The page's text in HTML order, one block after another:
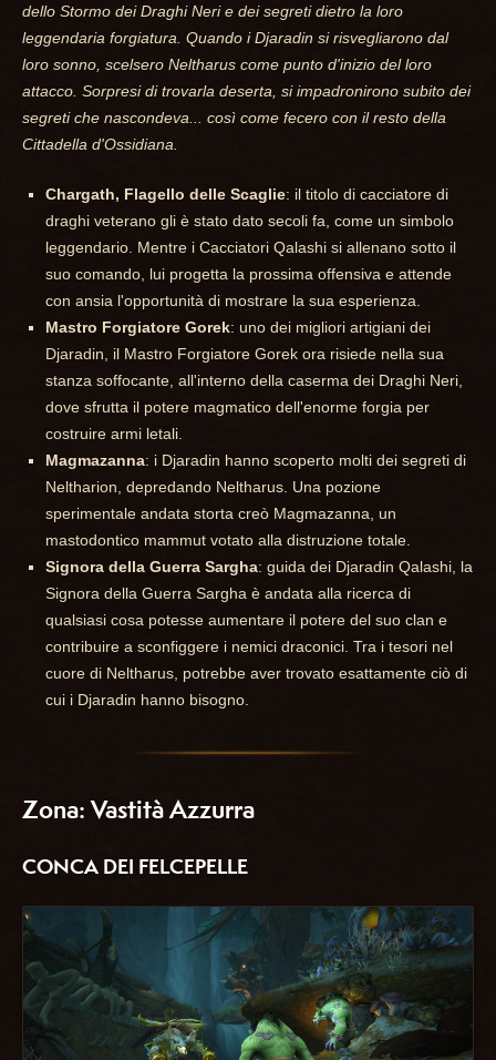
dello Stormo dei Draghi Neri e dei segreti dietro la loro
leggendaria forgiatura. Quando i Djaradin si risvegliarono dal
loro sonno, scelsero Neltharus come punto d'inizio del loro
attacco. Sorpresi di trovarla deserta, si impadronirono subito dei
segreti che nascondeva... così come fecero con il resto della
Cittadella d'Ossidiana.
Chargath, Flagello delle Scaglie: il titolo di cacciatore di
draghi veterano gli è stato dato secoli fa, come un simbolo
leggendario. Mentre i Cacciatori Qalashi si allenano sotto il
suo comando, lui progetta la prossima offensiva e attende
con ansia l'opportunità di mostrare la sua esperienza.
Mastro Forgiatore Gorek: uno dei migliori artigiani dei
Djaradin, il Mastro Forgiatore Gorek ora risiede nella sua
stanza soffocante, all'interno della caserma dei Draghi Neri,
dove sfrutta il potere magmatico dell'enorme forgia per
costruire armi letali.
Magmazanna: i Djaradin hanno scoperto molti dei segreti di
Neltharion, depredando Neltharus. Una pozione
sperimentale andata storta creò Magmazanna, un
mastodontico mammut votato alla distruzione totale.
Signora della Guerra Sargha: guida dei Djaradin Qalashi, la
Signora della Guerra Sargha è andata alla ricerca di
qualsiasi cosa potesse aumentare il potere del suo clan e
contribuire a sconfiggere i nemici draconici. Tra i tesori nel
cuore di Neltharus, potrebbe aver trovato esattamente ciò di
cui i Djaradin hanno bisogno.
Zona: Vastità Azzurra
CONCA DEI FELCEPELLE